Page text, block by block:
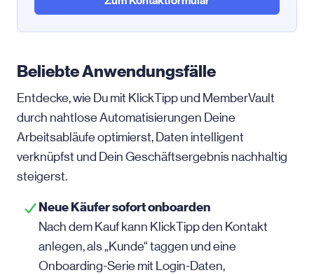
Beliebte Anwendungsfälle
Entdecke, wie Du mit KlickTipp und MemberVault
durch nahtlose Automatisierungen Deine
Arbeitsabläufe optimierst, Daten intelligent
verknüpfst und Dein Geschäftsergebnis nachhaltig
steigerst.
Neue Käufer sofort onboarden
Nach dem Kauf kann KlickTipp den Kontakt
anlegen, als „Kunde“ taggen und eine
Onboarding-Serie mit Login-Daten,